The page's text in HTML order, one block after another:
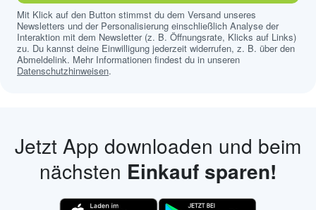
Mit Klick auf den Button stimmst du dem Versand unseres
Newsletters und der Personalisierung einschließlich Analyse der
Interaktion mit dem Newsletter (z. B. Öffnungsrate, Klicks auf Links)
zu. Du kannst deine Einwilligung jederzeit widerrufen, z. B. über den
Abmeldelink. Mehr Informationen findest du in unseren
Datenschutzhinweisen.
Jetzt App downloaden und beim
nächsten Einkauf sparen!